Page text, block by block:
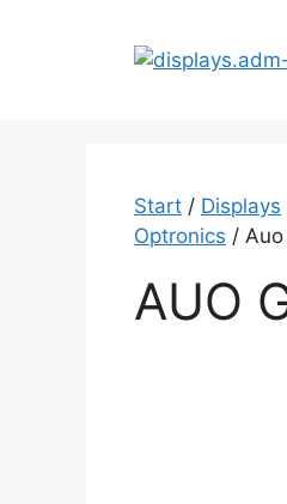
Start / Displays
Optronics /
AUO